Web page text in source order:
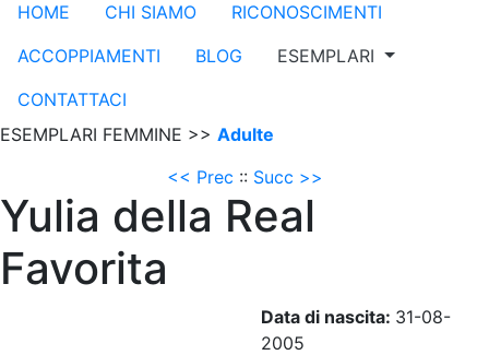
HOME CHI SIAMO
RICONOSCIMENTI
ACCOPPIAMENTI
BLOG
ESEMPLARI
CONTATTACI
ESEMPLARI FEMMINE >> Adulte
<< Prec :: Succ >>
Yulia della Real
Favorita
Data di nascita: 31-08-
2005